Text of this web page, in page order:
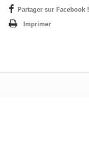
Partager sur Facebook !
Imprimer